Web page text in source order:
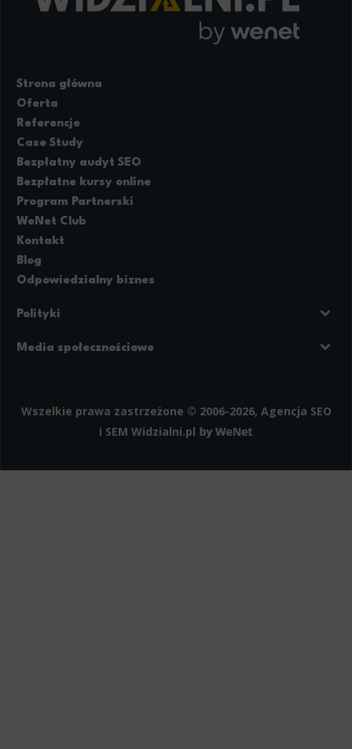
Strona główna
Oferta
Referencje
Case Study
Bezpłatny audyt SEO
Bezpłatne kursy online
Program Partnerski
WeNet Club
Kontakt
Blog
Odpowiedzialny biznes
Polityki
Regulamin strony
Media społecznościowe
Wszelkie prawa zastrzeżone © 2006-2026, Agencja SEO
i SEM Widzialni.pl